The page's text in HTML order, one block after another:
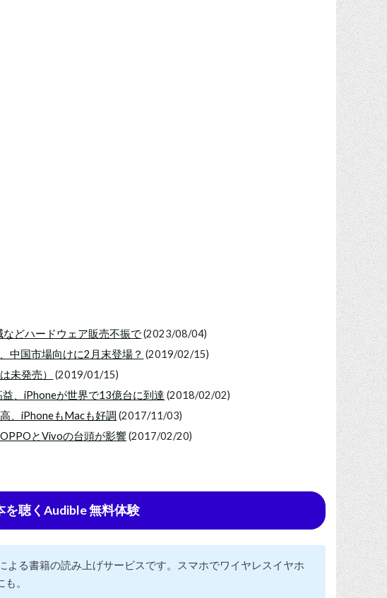
どハードウェア販売不振で(2023/08/04)
中国市場向けに2月末登場？ (2019/02/15)
未発売）
(2019/01/15)
益、iPhoneが世界で13億台に到達 (2018/02/02)
、iPhoneもMacも好調 (2017/11/03)
とVivoの台頭が影響(2017/02/20)
を聴くAudible 無料体験
よる書籍の読み上げサービスです。スマホでワイヤレスイヤホ
。